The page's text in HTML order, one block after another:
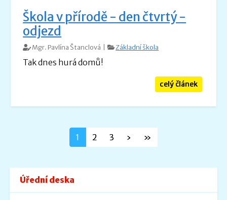
Škola v přírodě - den čtvrtý -
odjezd
Mgr. Pavlína Štanclová | Základní škola
Tak dnes hurá domů!
celý článek
1 2 3 › »
Úřední deska